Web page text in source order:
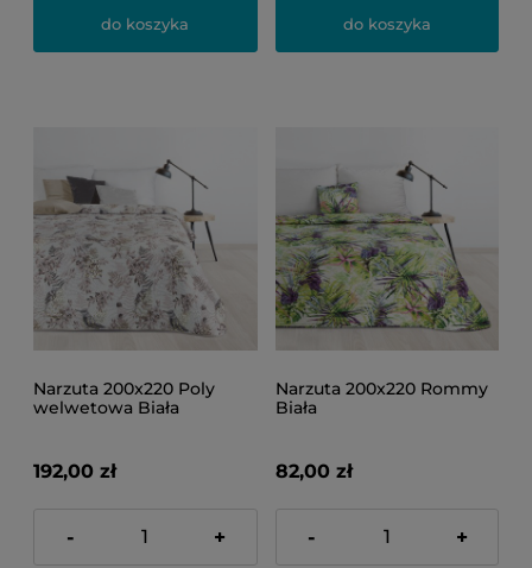
do koszyka do koszyka
Narzuta 200x220 Poly
welwetowa Biała
192,00 zł
- +
Narzuta 200x220 Rommy
Biała
82,00 zł
- +